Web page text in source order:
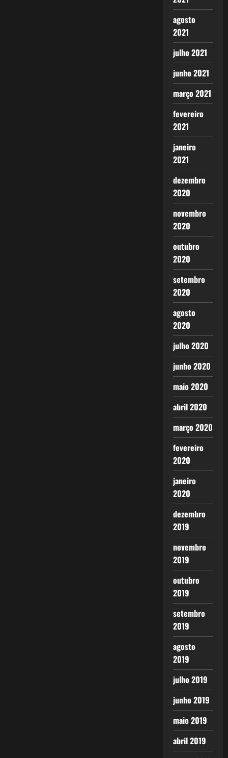
agosto
2021
julho 2021
junho 2021
março 2021
fevereiro
2021
janeiro
2021
dezembro
2020
novembro
2020
outubro
2020
setembro
2020
agosto
2020
julho 2020
junho 2020
maio 2020
abril 2020
março 2020
fevereiro
2020
janeiro
2020
dezembro
2019
novembro
2019
outubro
2019
setembro
2019
agosto
2019
julho 2019
junho 2019
maio 2019
abril 2019